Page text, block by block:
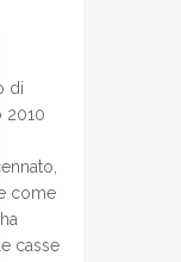
di
2010
come
casse